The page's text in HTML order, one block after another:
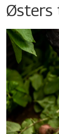
Østers